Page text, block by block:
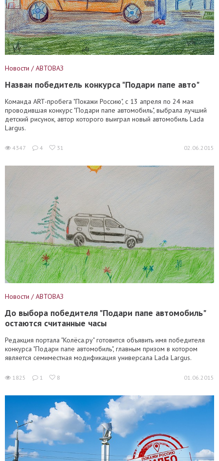
Новости / АВТОВАЗ
Назван победитель конкурса "Подари папе авто"
Команда ART-пробега "Покажи Россию", с 13 апреля по 24 мая
проводившая конкурс "Подари папе автомобиль", выбрала лучший
детский рисунок, автор которого выиграл новый автомобиль Lada
Largus.
4347 4 31 02.06.2015
Новости / АВТОВАЗ
До выбора победителя "Подари папе автомобиль"
остаются считанные часы
Редакция портала "Колёса.ру" готовится объявить имя победителя
конкурса "Подари папе автомобиль", главным призом в котором
является семиместная модификация универсала Lada Largus.
1825 1 8 01.06.2015